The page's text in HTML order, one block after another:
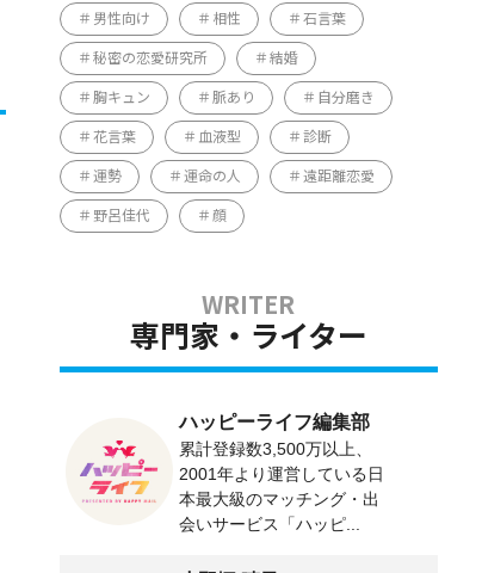
男性向け 相性 石言葉
秘密の恋愛研究所 結婚
胸キュン 脈あり 自分磨き
花言葉 血液型 診断
運勢 運命の人 遠距離恋愛
野呂佳代 顔
専門家・ライター
ハッピーライフ編集部
累計登録数3,500万以上、
2001年より運営している日
本最大級のマッチング・出
会いサービス「ハッピ...